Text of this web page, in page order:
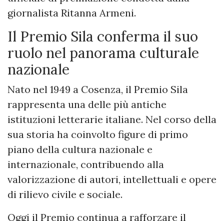
giornalista Ritanna Armeni.
Il Premio Sila conferma il suo
ruolo nel panorama culturale
nazionale
Nato nel 1949 a Cosenza, il Premio Sila
rappresenta una delle più antiche
istituzioni letterarie italiane. Nel corso della
sua storia ha coinvolto figure di primo
piano della cultura nazionale e
internazionale, contribuendo alla
valorizzazione di autori, intellettuali e opere
di rilievo civile e sociale.
Oggi il Premio continua a rafforzare il